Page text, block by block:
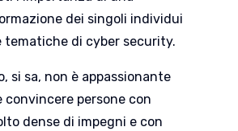
dei singoli individui
tematiche di cyber security.
si sa, non è appassionante
convincere persone con
dense di impegni e con